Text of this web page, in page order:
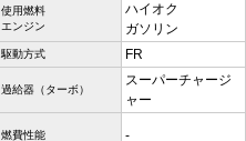
使用燃料
エンジン
ハイオク
ガソリン
駆動方式 FR
過給器（ターボ）
スーパーチャージ
ャー
燃費性能 -